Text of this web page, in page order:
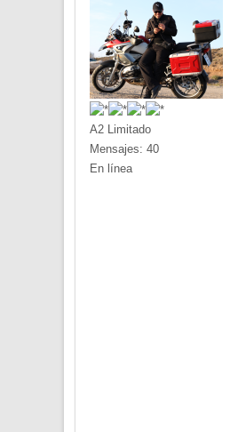
A2 Limitado
Mensajes: 40
En línea